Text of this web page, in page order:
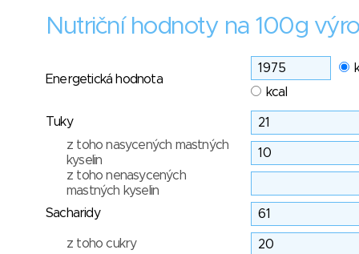
Nutriční hodnoty na 100g
Energetická hodnota
kcal
Tuky
z toho nasycených mastných
kyselin
z toho nenasycených
mastných kyselin
Sacharidy
z toho cukry